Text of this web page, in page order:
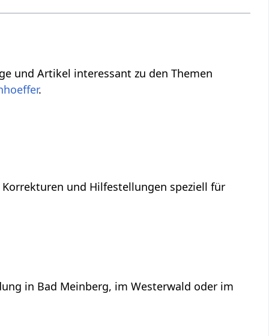
und Artikel interessant zu den Themen
.
und Hilfestellungen speziell für
in Bad Meinberg, im Westerwald oder im